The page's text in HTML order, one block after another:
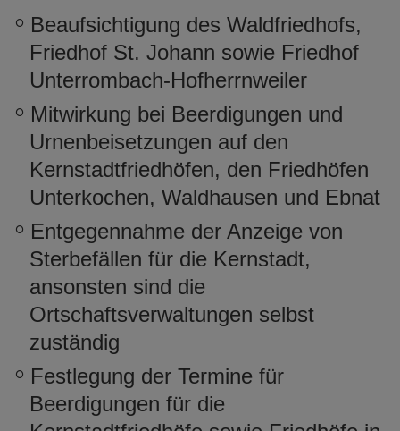
Beaufsichtigung des Waldfriedhofs,
Friedhof St. Johann sowie Friedhof
Unterrombach-Hofherrnweiler
Mitwirkung bei Beerdigungen und
Urnenbeisetzungen auf den
Kernstadtfriedhöfen, den Friedhöfen
Unterkochen, Waldhausen und Ebnat
Entgegennahme der Anzeige von
Sterbefällen für die Kernstadt,
ansonsten sind die
Ortschaftsverwaltungen selbst
zuständig
Festlegung der Termine für
Beerdigungen für die